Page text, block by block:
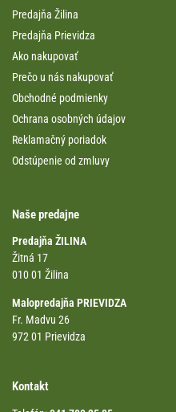
Predajňa Žilina
Predajňa Prievidza
Ako nakupovať
Prečo u nás nakupovať
Obchodné podmienky
Ochrana osobných údajov
Reklamačný poriadok
Odstúpenie od zmluvy
Naše predajne
Predajňa ŽILINA
Žitná 17
010 01 Žilina
Malopredajňa PRIEVIDZA
Fr. Madvu 26
972 01 Prievidza
Kontakt